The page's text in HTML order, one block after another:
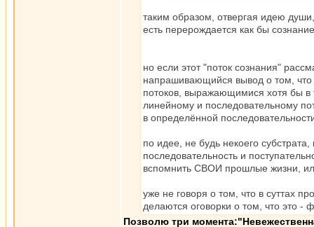
таким образом, отвергая идею
есть перерождается как бы
но если этот "поток сознания"
напрашивающийся вывод о том, что
потоков, выражающимися хотя бы в
линейному и последовательному
в определённой
по идее, не будь некоего
последовательность и
вспомнить СВОИ прошлые жизни,
уже не говоря о том, что в суттах
делаются оговорки о том, что это -
Позволю три